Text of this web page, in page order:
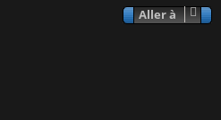
Aller à